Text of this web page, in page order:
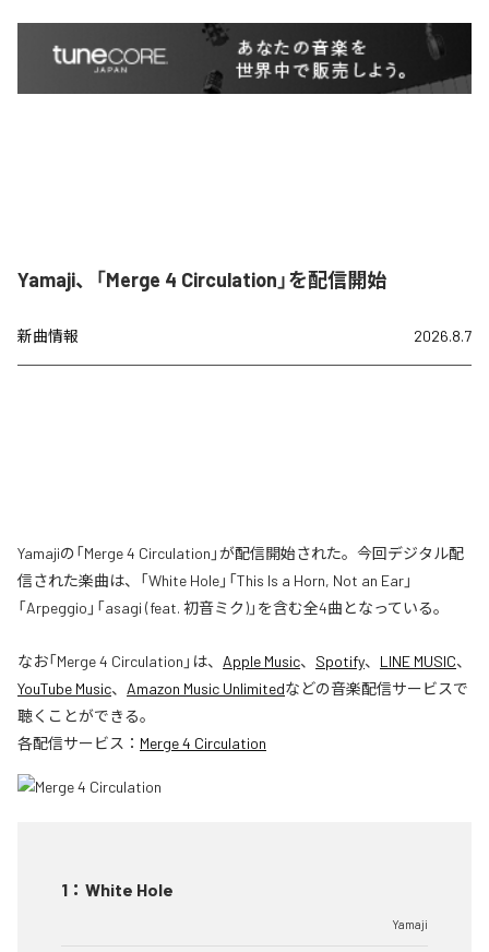
Yamaji、「Merge 4 Circulation」を配信開始
新曲情報 2026.8.7
Yamajiの「Merge 4 Circulation」が配信開始された。今回デジタル配
信された楽曲は、「White Hole」「This Is a Horn, Not an Ear」
「Arpeggio」「asagi (feat. 初音ミク)」を含む全4曲となっている。
なお「Merge 4 Circulation 」は、 Apple Music、 Spotify、 LINE MUSIC、
YouTube Music、 Amazon Music Unlimitedなどの音楽配信サービスで
聴くことができる。
各配信サービス： Merge 4 Circulation
1 ： White Hole
Yamaji